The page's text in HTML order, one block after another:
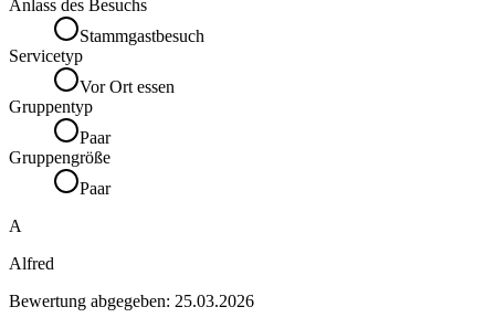
Anlass des Besuchs
Stammgastbesuch
Servicetyp
Vor Ort essen
Gruppentyp
Paar
Gruppengröße
Paar
A
Alfred
Bewertung abgegeben: 25.03.2026